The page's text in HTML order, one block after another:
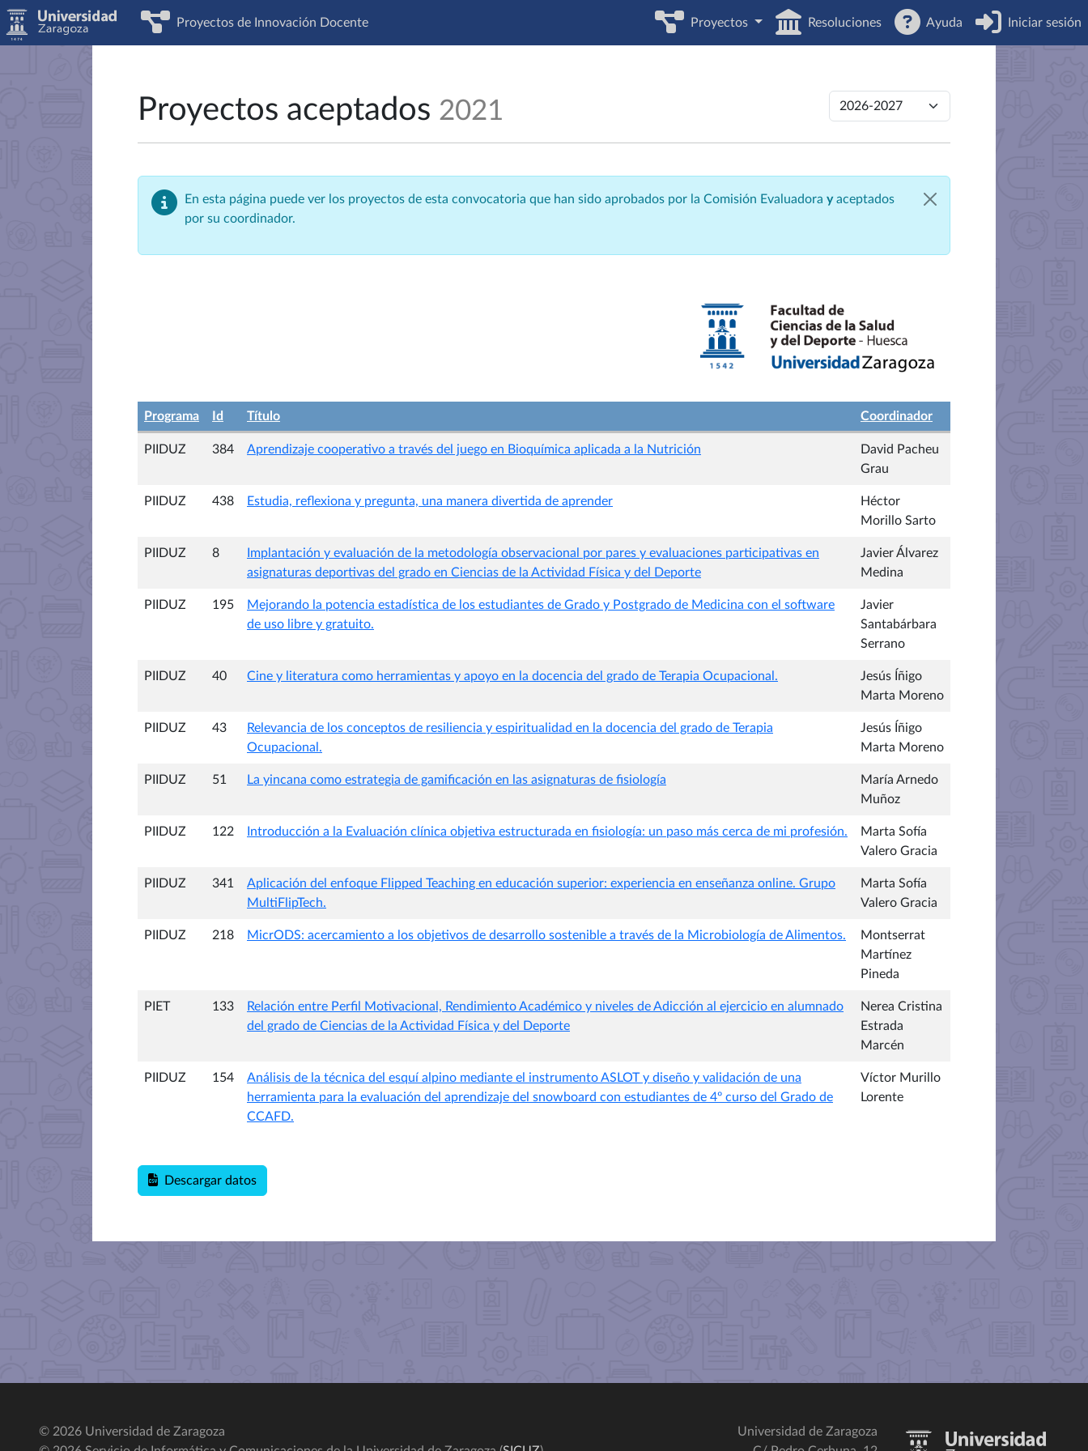
Proyectos de Innovación Docente Proyectos Resoluciones Ayuda Iniciar sesión
Proyectos aceptados 2021
En esta página puede ver los proyectos de esta convocatoria que han sido aprobados por la Comisión Evaluadora yaceptados
por su coordinador.
Programa Id Título Coordinador
PIIDUZ 384 Aprendizaje cooperativo a través del juego en Bioquímica aplicada a la Nutrición
David Pacheu
Grau
PIIDUZ 438 Estudia, reflexiona y pregunta, una manera divertida de aprender
Héctor
Morillo Sarto
PIIDUZ 8
Implantación y evaluación de la metodología observacional por pares y evaluaciones participativas en
asignaturas deportivas del grado en Ciencias de la Actividad Física y del Deporte
Javier Álvarez
Medina
PIIDUZ 195
Mejorando la potencia estadística de los estudiantes de Grado y Postgrado de Medicina con el software
de uso libre y gratuito.
Javier
Santabárbara
Serrano
PIIDUZ 40 Cine y literatura como herramientas y apoyo en la docencia del grado de Terapia Ocupacional.
Jesús Íñigo
Marta Moreno
PIIDUZ 43
Relevancia de los conceptos de resiliencia y espiritualidad en la docencia del grado de Terapia
Ocupacional.
Jesús Íñigo
Marta Moreno
PIIDUZ 51 La yincana como estrategia de gamificación en las asignaturas de fisiología
María Arnedo
Muñoz
PIIDUZ 122 Introducción a la Evaluación clínica objetiva estructurada en fisiología: un paso más cerca de mi profesión.
Marta Sofía
Valero Gracia
PIIDUZ 341
Aplicación del enfoque Flipped Teaching en educación superior: experiencia en enseñanza online. Grupo
MultiFlipTech.
Marta Sofía
Valero Gracia
PIIDUZ 218 MicrODS: acercamiento a los objetivos de desarrollo sostenible a través de la Microbiología de Alimentos.
Montserrat
Martínez
Pineda
PIET 133
Relación entre Perfil Motivacional, Rendimiento Académico y niveles de Adicción al ejercicio en alumnado
del grado de Ciencias de la Actividad Física y del Deporte
Nerea Cristina
Estrada
Marcén
PIIDUZ 154
Análisis de la técnica del esquí alpino mediante el instrumento ASLOT y diseño y validación de una
herramienta para la evaluación del aprendizaje del snowboard con estudiantes de 4º curso del Grado de
CCAFD.
Víctor Murillo
Lorente
Descargar datos
© 2026 Universidad de Zaragoza
Universidad de Zaragoza